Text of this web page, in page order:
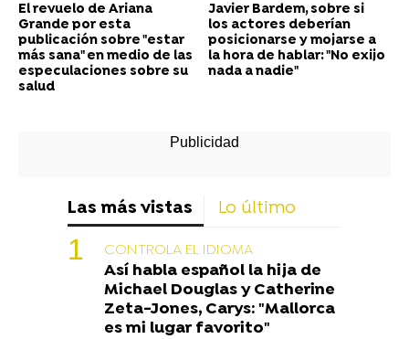
El revuelo de Ariana
Grande por esta
publicación sobre "estar
más sana" en medio de las
especulaciones sobre su
salud
Javier Bardem, sobre si
los actores deberían
posicionarse y mojarse a
la hora de hablar: "No exijo
nada a nadie"
Las más vistas Lo último
CONTROLA EL IDIOMA
Así habla español la hija de
Michael Douglas y Catherine
Zeta-Jones, Carys: "Mallorca
es mi lugar favorito"